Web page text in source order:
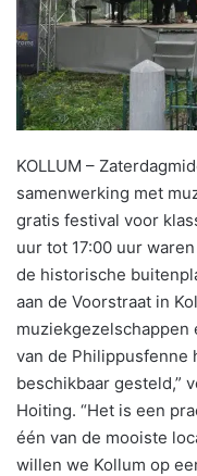
KOLLUM –
samenwerking met
gratis festival voor
uur tot 17:00 uur
de historische
aan de Voorstraat in
muziekgezelschappen
van de Philippusfenne
beschikbaar gesteld,”
Hoiting. “Het is een
één van de mooiste
willen we Kollum op